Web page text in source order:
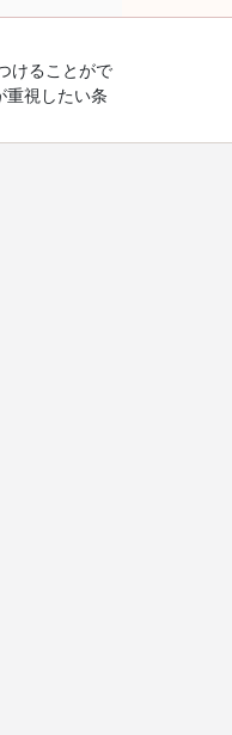
けることがで
重視したい条